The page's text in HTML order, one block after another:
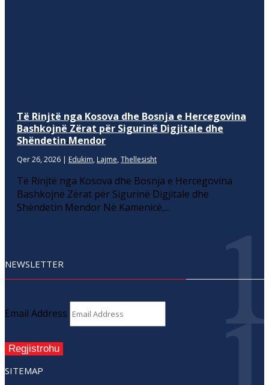
Të Rinjtë nga Kosova dhe Bosnja e Hercegovina
Bashkojnë Zërat për Sigurinë Digjitale dhe
Shëndetin Mendor
Qer 26, 2026 | Edukim, Lajme, Thellesisht
Të Rinjtë nga Kosova dhe Bosnja e Hercegovina
Bashkojnë Zërat për Sigurinë Digjitale dhe
Shëndetin Mendor Në Kamenicë,...
NEWSLETTER
Email Address
Regjistrohu
SITEMAP